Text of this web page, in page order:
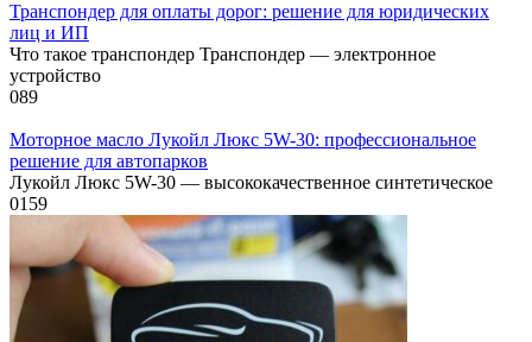
Транспондер для оплаты дорог: решение для юридических
лиц и ИП
Что такое транспондер Транспондер — электронное
устройство
089
Моторное масло Лукойл Люкс 5W-30: профессиональное
решение для автопарков
Лукойл Люкс 5W-30 — высококачественное синтетическое
0159